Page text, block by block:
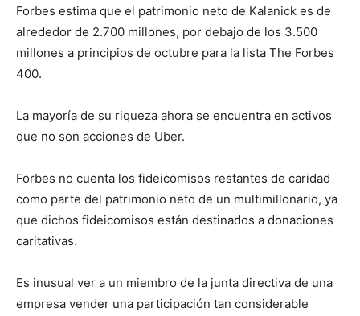
Forbes estima que el patrimonio neto de Kalanick es de
alrededor de 2.700 millones, por debajo de los 3.500
millones a principios de octubre para la lista The Forbes
400.
La mayoría de su riqueza ahora se encuentra en activos
que no son acciones de Uber.
Forbes no cuenta los fideicomisos restantes de caridad
como parte del patrimonio neto de un multimillonario, ya
que dichos fideicomisos están destinados a donaciones
caritativas.
Es inusual ver a un miembro de la junta directiva de una
empresa vender una participación tan considerable